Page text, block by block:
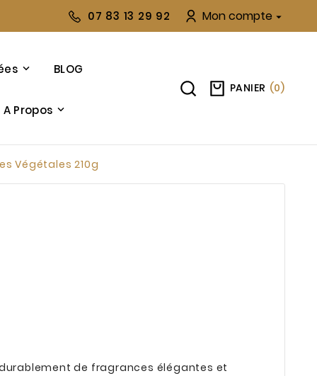
07 83 13 29 92 Mon compte 
BLOG
A Propos
PANIER (0)
Végétales 210g
de fragrances élégantes et